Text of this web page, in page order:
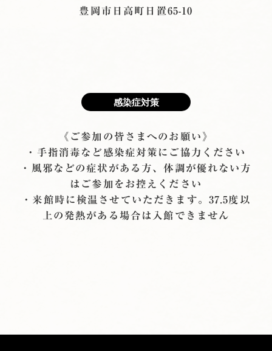
豊岡市日高町日置65-10
感染症対策
《ご参加の皆さまへのお願い》
・手指消毒など感染症対策にご協力ください
・風邪などの症状がある方、体調が優れない方
はご参加をお控えください
・来館時に検温させていただきます。37.5度以
上の発熱がある場合は入館できません